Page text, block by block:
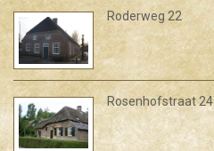
Roderweg 22
Rosenhofstraat 24